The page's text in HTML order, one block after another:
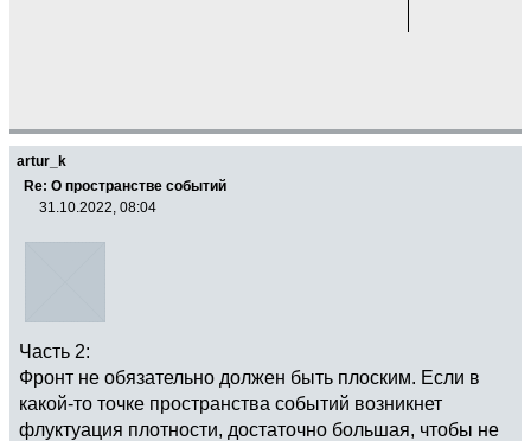
artur_k
Re: О пространстве событий
31.10.2022, 08:04
Часть 2:
Фронт не обязательно должен быть плоским. Если в
какой-то точке пространства событий возникнет
флуктуация плотности, достаточно большая, чтобы не